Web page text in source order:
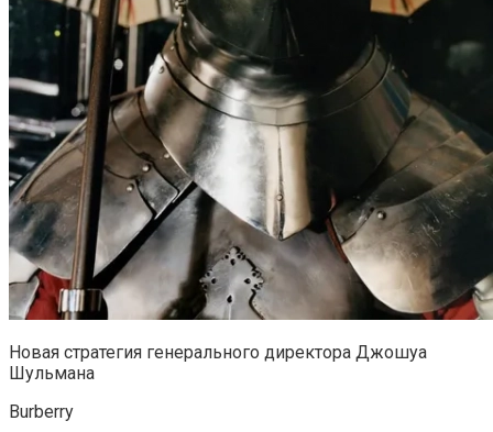
Новая стратегия генерального директора Джошуа
Шульмана
Burberry